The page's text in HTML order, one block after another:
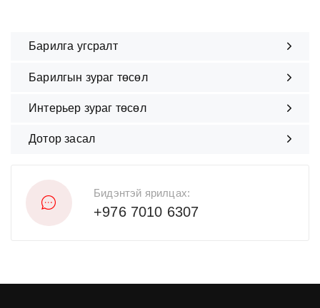
Барилга угсралт
Барилгын зураг төсөл
Интерьер зураг төсөл
Дотор засал
Бидэнтэй ярилцах:
+976 7010 6307